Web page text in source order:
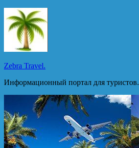
Перейти
к
содержимому
Zebra Travel.
Информационный портал для туристов.